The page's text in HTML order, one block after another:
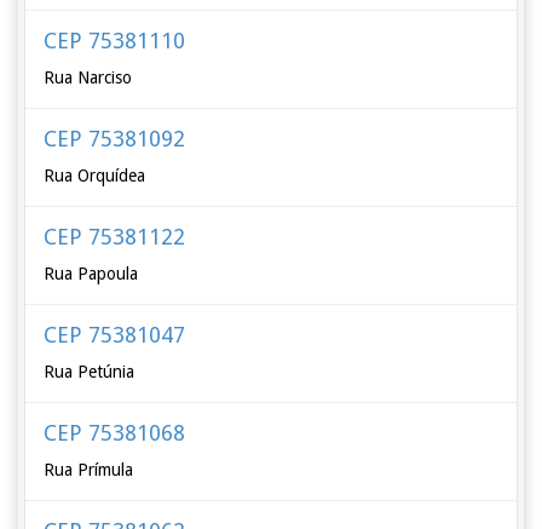
CEP 75381110
Rua Narciso
CEP 75381092
Rua Orquídea
CEP 75381122
Rua Papoula
CEP 75381047
Rua Petúnia
CEP 75381068
Rua Prímula